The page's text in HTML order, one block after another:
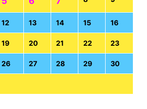
12 13 14 15 16
19 20 21 22 23
26 27 28 29 30